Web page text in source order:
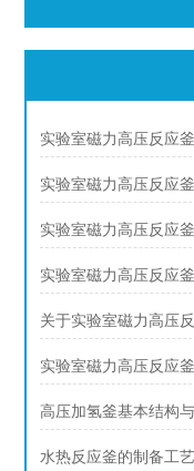
实验室磁力高压反应
实验室磁力高压反应
实验室磁力高压反应
实验室磁力高压反应
关于实验室磁力高压
高压加氢釜基本结构
水热反应釜的制备工